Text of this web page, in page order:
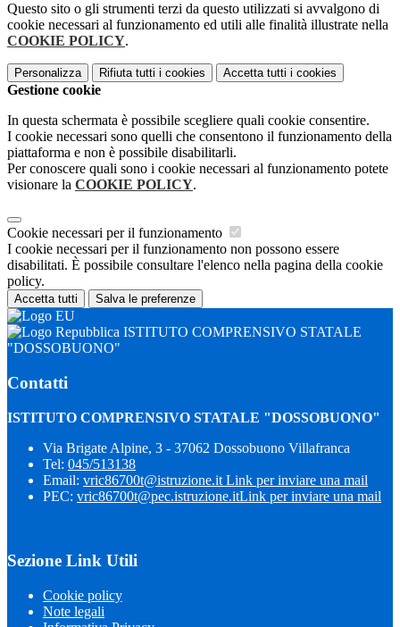
Questo sito o gli strumenti terzi da questo utilizzati si avvalgono di
cookie necessari al funzionamento ed utili alle finalità illustrate nella
COOKIE POLICY.
Personalizza Rifiuta tutti i cookies Accetta tutti i cookies
Gestione cookie
In questa schermata è possibile scegliere quali cookie consentire.
I cookie necessari sono quelli che consentono il funzionamento della
piattaforma e non è possibile disabilitarli.
Per conoscere quali sono i cookie necessari al funzionamento potete
visionare la COOKIE POLICY.
Cookie necessari per il funzionamento
I cookie necessari per il funzionamento non possono essere
disabilitati. È possibile consultare l'elenco nella pagina della cookie
policy.
Accetta tutti Salva le preferenze
ISTITUTO COMPRENSIVO STATALE
"DOSSOBUONO"
Contatti
ISTITUTO COMPRENSIVO STATALE "DOSSOBUONO"
Via Brigate Alpine, 3 - 37062 Dossobuono Villafranca
Tel: 045/513138
Email: vric86700t@istruzione.it Link per inviare una mail
PEC: vric86700t@pec.istruzione.itLink per inviare una mail
Sezione Link Utili
Cookie policy
Note legali